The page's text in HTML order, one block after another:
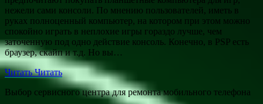
нежели сами консоли. По мнению пользователей, иметь в
руках полноценный компьютер, на котором при этом можно
спокойно играть в неплохие игры гораздо лучше, чем
заточенную под одно действие консоль. Конечно, в PSP есть
браузер, скайп и т.д. Но вы…
ЧитатьЧитать
Выбор сервисного центра для ремонта мобильного телефона